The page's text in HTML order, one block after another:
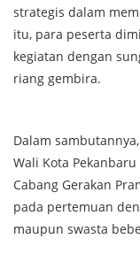
strategis dalam
itu, para peserta
kegiatan dengan
riang gembira.
Dalam
Wali Kota
Cabang Gerakan
pada pertemuan
maupun swasta